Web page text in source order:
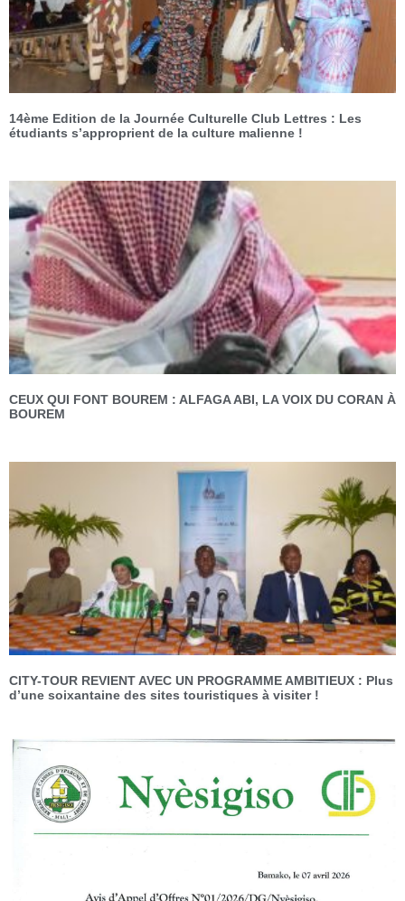
14ème Edition de la Journée Culturelle Club Lettres : Les
étudiants s’approprient de la culture malienne !
CEUX QUI FONT BOUREM : ALFAGA ABI, LA VOIX DU CORAN À
BOUREM
CITY-TOUR REVIENT AVEC UN PROGRAMME AMBITIEUX : Plus
d’une soixantaine des sites touristiques à visiter !